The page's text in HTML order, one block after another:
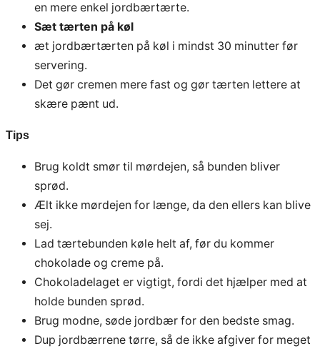
en mere enkel jordbærtærte.
Sæt tærten på køl
æt jordbærtærten på køl i mindst 30 minutter før
servering.
Det gør cremen mere fast og gør tærten lettere at
skære pænt ud.
Tips
Brug koldt smør til mørdejen, så bunden bliver
sprød.
Ælt ikke mørdejen for længe, da den ellers kan blive
sej.
Lad tærtebunden køle helt af, før du kommer
chokolade og creme på.
Chokoladelaget er vigtigt, fordi det hjælper med at
holde bunden sprød.
Brug modne, søde jordbær for den bedste smag.
Dup jordbærrene tørre, så de ikke afgiver for meget